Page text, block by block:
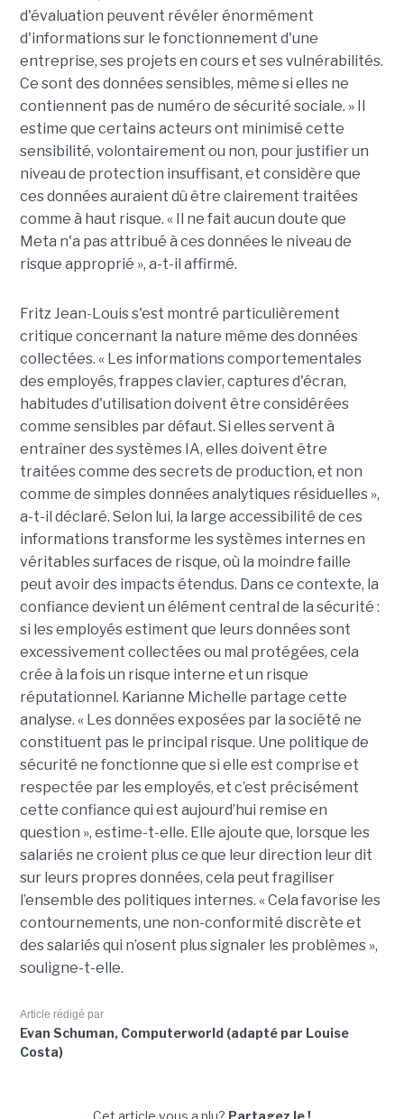
d'évaluation peuvent révéler énormément
d'informations sur le fonctionnement d'une
entreprise, ses projets en cours et ses vulnérabilités.
Ce sont des données sensibles, même si elles ne
contiennent pas de numéro de sécurité sociale. » Il
estime que certains acteurs ont minimisé cette
sensibilité, volontairement ou non, pour justifier un
niveau de protection insuffisant, et considère que
ces données auraient dû être clairement traitées
comme à haut risque. « Il ne fait aucun doute que
Meta n'a pas attribué à ces données le niveau de
risque approprié », a-t-il affirmé.
Fritz Jean-Louis s'est montré particulièrement
critique concernant la nature même des données
collectées. « Les informations comportementales
des employés, frappes clavier, captures d'écran,
habitudes d'utilisation doivent être considérées
comme sensibles par défaut. Si elles servent à
entraîner des systèmes IA, elles doivent être
traitées comme des secrets de production, et non
comme de simples données analytiques résiduelles »,
a-t-il déclaré. Selon lui, la large accessibilité de ces
informations transforme les systèmes internes en
véritables surfaces de risque, où la moindre faille
peut avoir des impacts étendus. Dans ce contexte, la
confiance devient un élément central de la sécurité :
si les employés estiment que leurs données sont
excessivement collectées ou mal protégées, cela
crée à la fois un risque interne et un risque
réputationnel. Karianne Michelle partage cette
analyse. « Les données exposées par la société ne
constituent pas le principal risque. Une politique de
sécurité ne fonctionne que si elle est comprise et
respectée par les employés, et c’est précisément
cette confiance qui est aujourd’hui remise en
question », estime-t-elle. Elle ajoute que, lorsque les
salariés ne croient plus ce que leur direction leur dit
sur leurs propres données, cela peut fragiliser
l’ensemble des politiques internes. « Cela favorise les
contournements, une non-conformité discrète et
des salariés qui n’osent plus signaler les problèmes »,
souligne-t-elle.
Article rédigé par
Evan Schuman, Computerworld (adapté par Louise
Costa)